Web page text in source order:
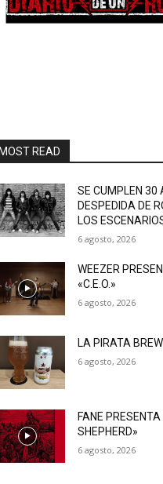
READ
SE CUMPLEN 30
DESPEDIDA DE
LOS
6 agosto, 2026
WEEZER
«C.E.O.»
6 agosto, 2026
LA PIRATA
6 agosto, 2026
FANE
SHEPHERD»
6 agosto, 2026